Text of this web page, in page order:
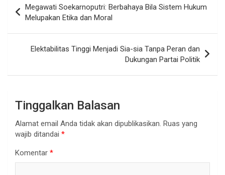
pos
Megawati Soekarnoputri: Berbahaya Bila Sistem Hukum
Melupakan Etika dan Moral
Elektabilitas Tinggi Menjadi Sia-sia Tanpa Peran dan
Dukungan Partai Politik
Tinggalkan Balasan
Alamat email Anda tidak akan dipublikasikan. Ruas yang
wajib ditandai *
Komentar *